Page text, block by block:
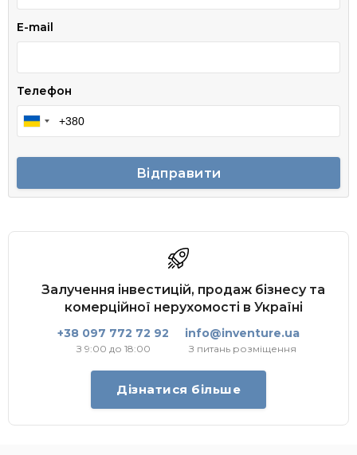
E-mail
Телефон
Відправити
Залучення інвестицій, продаж бізнесу та
комерційної нерухомості в Україні
+38 097 772 72 92
З 9:00 до 18:00
info@inventure.ua
З питань розміщення
Дізнатися більше